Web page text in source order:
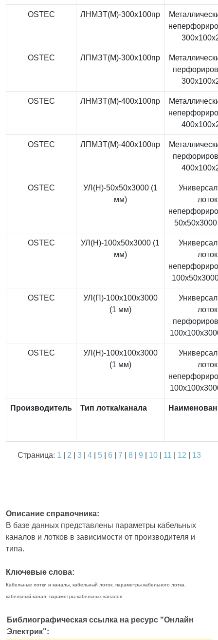
OSTEC ЛНМЗТ(М)-300x100пр
OSTEC ЛПМЗТ(М)-300x100пр
OSTEC ЛНМЗТ(М)-400x100пр
OSTEC ЛПМЗТ(М)-400x100пр
OSTEC
УЛ(Н)-50x50x3000 (1
мм)
лоток
OSTEC
УЛ(Н)-100x50x3000 (1
мм)
лоток
OSTEC
УЛ(П)-100x100x3000
(1 мм)
лоток
OSTEC
УЛ(Н)-100x100x3000
(1 мм)
лоток
Производитель Тип лотка/канала
Страница: 1 2 3| 4| 5| 6 7 8| 9 10| 11 12 13
Описание справочника:
В базе данных представлены параметры кабельных
каналов и лотков в зависимости от производителя и
типа.
Ключевые слова:
Кабельные лотки и каналы, кабельный лоток, параметры кабельного лотка,
кабельный канал, параметры кабельных каналов
Библиографическая ссылка на ресурс "Онлайн
Электрик":